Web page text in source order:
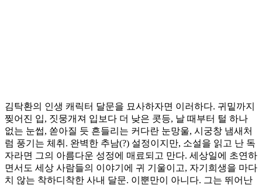
김탁환의 인생 캐릭터 달문을 묘사하자면 이러하다. 귀밑까지
찢어진 입, 짓뭉개져 입보다 더 낮은 콧등, 날 때부터 털 하나
없는 눈썹, 쏟아질 듯 흔들리는 커다란 눈망울, 시궁창 냄새처
럼 풍기는 체취. 완벽한 추남(?) 설정이지만, 소설을 읽고 난 독
자라면 그의 아름다운 성정에 매료되고 만다. 세상일에 초연하
면서도 세상 사람들의 이야기에 귀 기울이고, 자기희생을 마다
치 않는 착하디착한 사내 달문. 이뿐만이 아니다. 그는 뛰어난